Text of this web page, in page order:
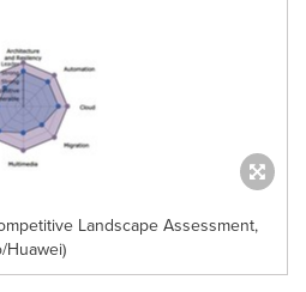
Landscape Assessment,
Huawei)